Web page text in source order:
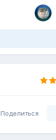
Поделиться